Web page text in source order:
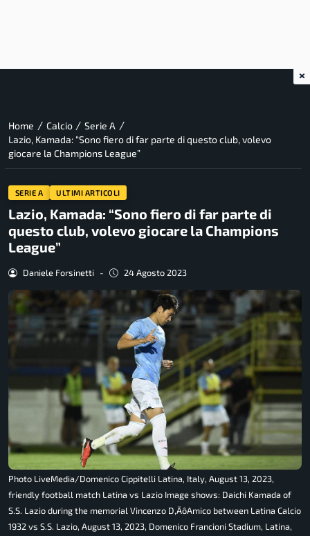
Home / Calcio / Serie A /
Lazio, Kamada: “Sono fiero di far parte di questo club, volevo
giocare la Champions League”
SERIE A ULTIMI ARTICOLI
Lazio, Kamada: “Sono fiero di far parte di
questo club, volevo giocare la Champions
League”
Daniele Forsinetti - 24 Agosto 2023
Photo LiveMedia/Domenico Cippitelli Latina, Italy, August 13, 2023,
friendly football match Latina vs Lazio Image shows: Daichi Kamada of
S.S. Lazio during the memorial Vincenzo D‚ÄôAmico between Latina Calcio
1932 vs S.S. Lazio, August 13, 2023, Domenico Francioni Stadium, Latina,
×